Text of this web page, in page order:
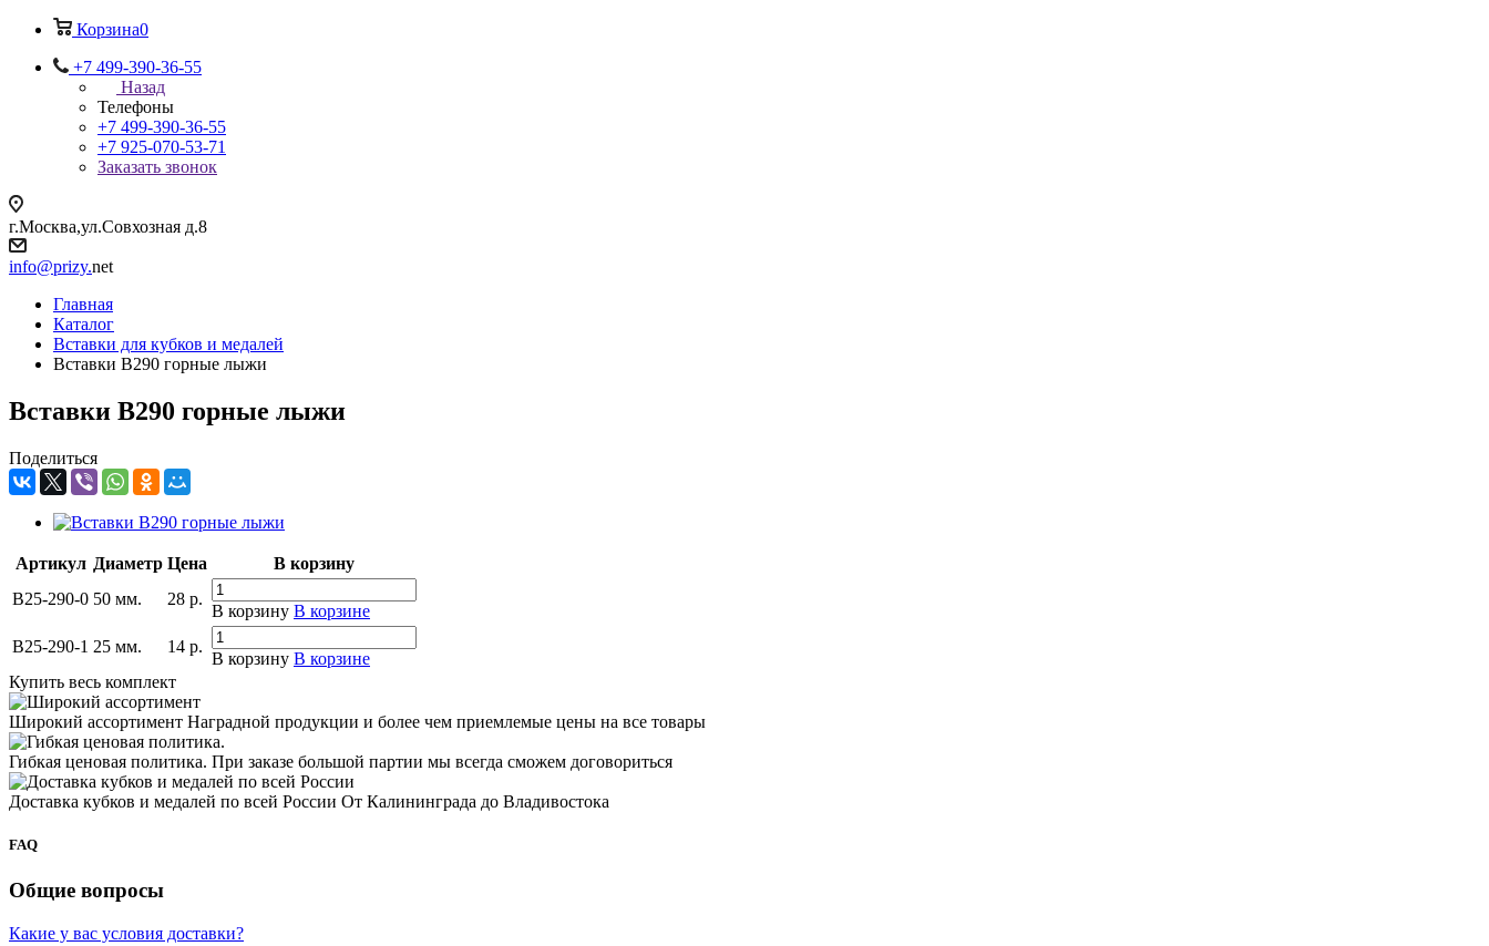
Корзина0
+7 499-390-36-55
Назад
Телефоны
+7 499-390-36-55
+7 925-070-53-71
Заказать звонок
г.Москва,ул.Совхозная д.8
info@prizy.net
Главная
Каталог
Вставки для кубков и медалей
Вставки B290 горные лыжи
Вставки B290 горные лыжи
Поделиться
Артикул Диаметр Цена
В корзину
B25-290-0 50 мм. 28 р.
В корзину В корзине
B25-290-1 25 мм. 14 р.
В корзину В корзине
Купить весь комплект
Широкий ассортимент Наградной продукции и более чем приемлемые цены на все товары
Гибкая ценовая политика. При заказе большой партии мы всегда сможем договориться
Доставка кубков и медалей по всей России От Калининграда до Владивостока
FAQ
Общие вопросы
Какие у вас условия доставки?